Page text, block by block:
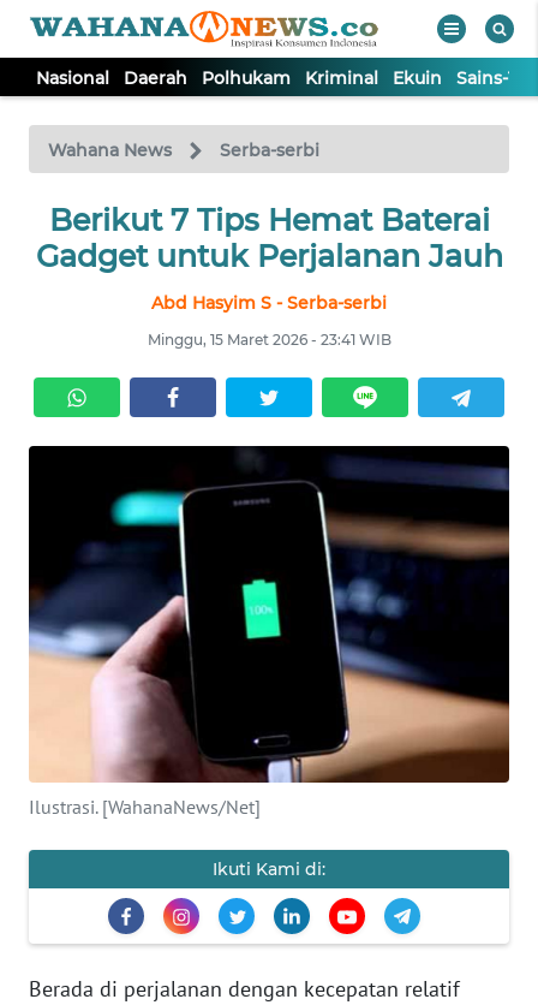
Nasional Daerah Polhukam Kriminal Ekuin Sains-
Wahana News Serba-serbi
Berikut 7 Tips Hemat Baterai
Gadget untuk Perjalanan Jauh
Abd Hasyim S - Serba-serbi
Minggu, 15 Maret 2026 - 23:41 WIB
Ilustrasi. [WahanaNews/Net]
Ikuti Kami di:
Berada di perjalanan dengan kecepatan relatif
TV
Tutup
NASIONAL
KRIMINAL
SAINS-TEKNO
KESEHATAN
INTERNASIONAL
SERBA-SERBI
PENDIDIKAN
OLAHRAGA